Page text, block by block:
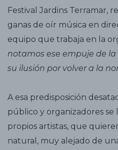
Festival Jardins Terramar,
ganas de oír música en
equipo que trabaja en la
notamos ese empuje de
su ilusión por volver a la
A esa predisposición
público y organizadores se
propios artistas, que
natural, muy alejado de